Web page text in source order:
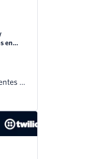
en
y